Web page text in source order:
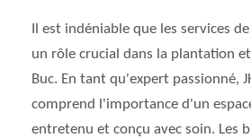
Il est indéniable que les services
un rôle crucial dans la plantation
Buc. En tant qu'expert passionné,
comprend l'importance d'un
entretenu et conçu avec soin. Les